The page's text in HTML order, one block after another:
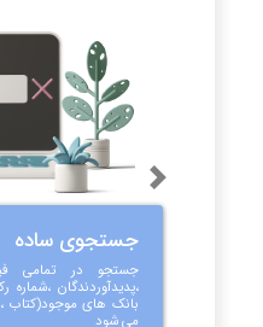
جستجوی ساده
جستجو در تمامی
،پدیدآوردندگان
بانک های موجود(کتاب
می شود
Next